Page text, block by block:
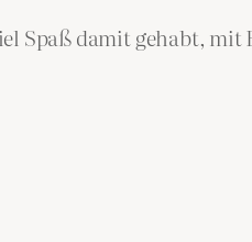
Spaß damit gehabt, mit